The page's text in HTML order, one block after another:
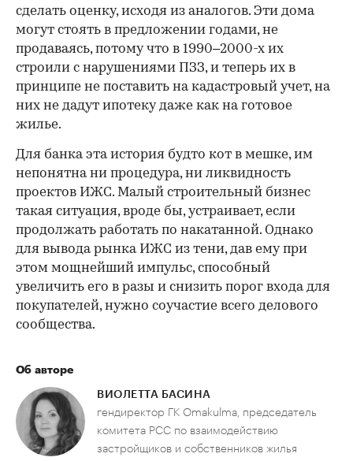
сделать оценку, исходя из аналогов. Эти дома
могут стоять в предложении годами, не
продаваясь, потому что в 1990–2000-х их
строили с нарушениями ПЗЗ, и теперь их в
принципе не поставить на кадастровый учет, на
них не дадут ипотеку даже как на готовое
жилье.
Для банка эта история будто кот в мешке, им
непонятна ни процедура, ни ликвидность
проектов ИЖС. Малый строительный бизнес
такая ситуация, вроде бы, устраивает, если
продолжать работать по накатанной. Однако
для вывода рынка ИЖС из тени, дав ему при
этом мощнейший импульс, способный
увеличить его в разы и снизить порог входа для
покупателей, нужно соучастие всего делового
сообщества.
Об авторе
ВИОЛЕТТА БАСИНА
гендиректор ГК Omakulma, председатель
комитета РСС по взаимодействию
застройщиков и собственников жилья